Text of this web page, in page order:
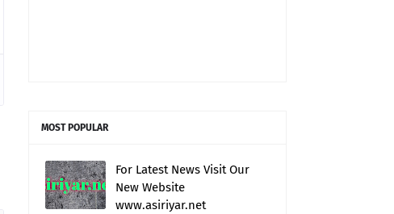
MOST POPULAR
For Latest News Visit Our
New Website
www.asiriyar.net